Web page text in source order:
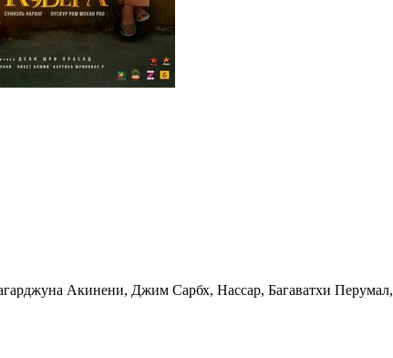
Акинени, Джим Сарбх, Нассар, Багаватхи Перумал,